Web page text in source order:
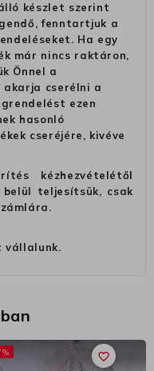
készlet szerint
fenntartjuk a
Ha egy
már nincs raktáron,
Önnel a
cserélni a
ezen
hasonló
cseréjére, kivéve
kézhezvételétől
teljesítsük, csak
vállalunk.
favorite_border